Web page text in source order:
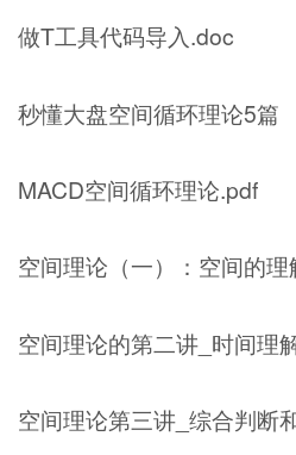
做T工具代码导入.doc
秒懂大盘空间循环理论5篇
MACD空间循环理论.pdf
空间理论（一）：空间的
空间理论的第二讲_时间理
空间理论第三讲_综合判断